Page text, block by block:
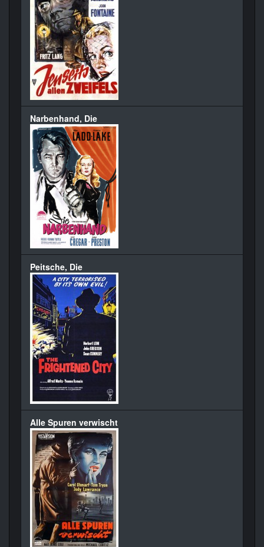
Narbenhand, Die
Peitsche, Die
Alle Spuren verwischt